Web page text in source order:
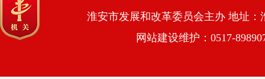
淮安市发展和改革委员会主办 地址：
网站建设维护：0517-